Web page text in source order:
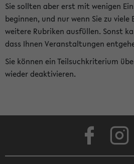
Sie sollten aber erst mit wenigen
beginnen, und nur wenn Sie zu viele
weitere Rubriken ausfüllen. Sonst
dass Ihnen Veranstaltungen
Sie können ein Teilsuchkriterium
wieder deaktivieren.